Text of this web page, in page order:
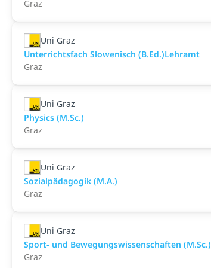
Graz
Uni Graz
Unterrichtsfach Slowenisch (B.Ed.)Lehramt
Graz
Uni Graz
Physics (M.Sc.)
Graz
Uni Graz
Sozialpädagogik (M.A.)
Graz
Uni Graz
Sport- und Bewegungswissenschaften (M.Sc.)
Graz